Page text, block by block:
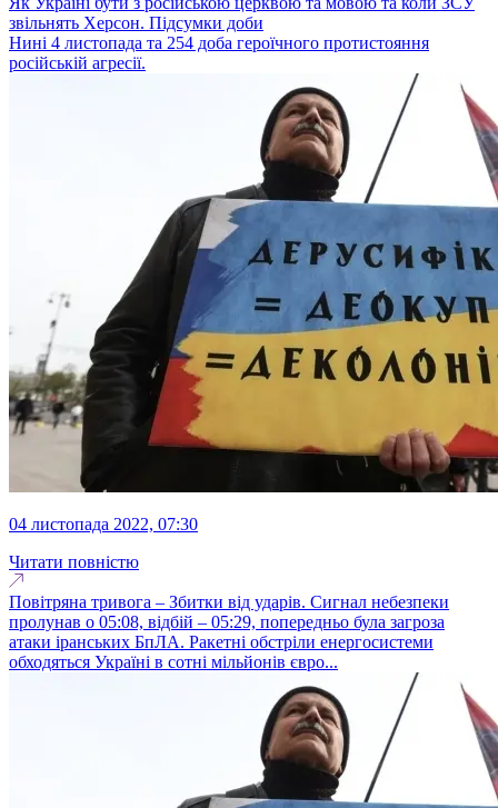
звільнять Херсон. Підсумки доби
Нині 4 листопада та 254 доба героїчного протистояння
російській агресії.
04 листопада 2022, 07:30
Читати повністю
Повітряна тривога – Збитки від ударів. Сигнал небезпеки
пролунав о 05:08, відбій – 05:29, попередньо була загроза
атаки іранських БпЛА. Ракетні обстріли енергосистеми
обходяться Україні в сотні мільйонів євро...